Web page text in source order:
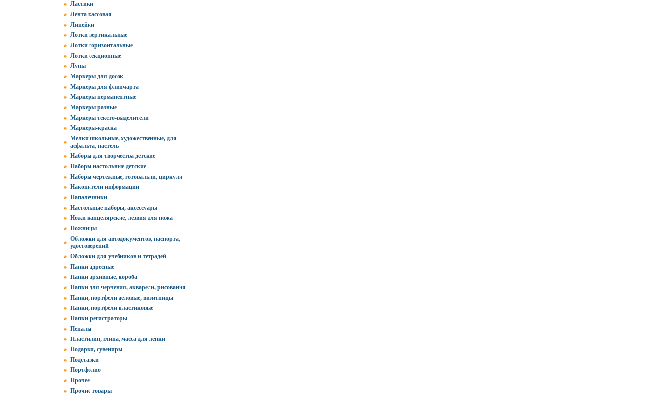
Ластики
Лента кассовая
Линейки
Лотки вертикальные
Лотки горизонтальные
Лотки секционные
Лупы
Маркеры для досок
Маркеры для флипчарта
Маркеры перманентные
Маркеры разные
Маркеры тексто-выделители
Маркеры-краска
Мелки школьные, художественные, для
асфальта, пастель
Наборы для творчества детские
Наборы настольные детские
Наборы чертежные, готовальни, циркули
Накопители информации
Напалечники
Настольные наборы, аксессуары
Ножи канцелярские, лезвия для ножа
Ножницы
Обложки для автодокументов, паспорта,
удостоверений
Обложки для учебников и тетрадей
Папки адресные
Папки архивные, короба
Папки для черчения, акварели, рисования
Папки, портфели деловые, визитницы
Папки, портфели пластиковые
Папки-регистраторы
Пеналы
Пластилин, глина, масса для лепки
Подарки, сувениры
Подставки
Портфолио
Прочее
Прочие товары